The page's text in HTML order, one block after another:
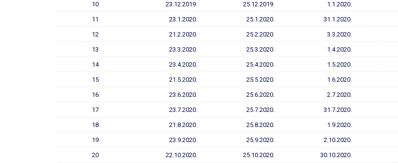
10 23.12.2019. 25.12.2019. 1.1.2020.
11 23.1.2020. 25.1.2020. 31.1.2020.
12 21.2.2020. 25.2.2020. 3.3.2020.
13 23.3.2020. 25.3.2020. 1.4.2020.
14 23.4.2020. 25.4.2020. 1.5.2020.
15 21.5.2020. 25.5.2020. 1.6.2020.
16 23.6.2020. 25.6.2020. 2.7.2020.
17 23.7.2020. 25.7.2020. 31.7.2020.
18 21.8.2020. 25.8.2020. 1.9.2020.
19 23.9.2020. 25.9.2020. 2.10.2020.
20 22.10.2020. 25.10.2020. 30.10.2020.